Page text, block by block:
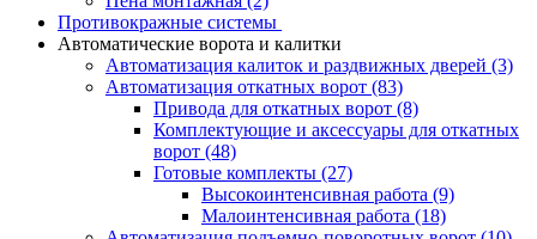
Противокражные системы
Автоматические ворота и калитки
Автоматизация калиток и раздвижных дверей (3)
Автоматизация откатных ворот (83)
Привода для откатных ворот (8)
Комплектующие и аксессуары для откатных
ворот (48)
Готовые комплекты (27)
Высокоинтенсивная работа (9)
Малоинтенсивная работа (18)